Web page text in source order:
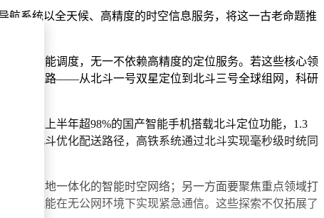
航系统以全天候、高精度的时空信息服务，将这一古老命题推
输的智能调度，无一不依赖高精度的定位服务。若这些核心领
北斗之路——从北斗一号双星定位到北斗三号全球组网，科研
年上半年超98%的国产智能手机搭载北斗定位功能，1.3
托北斗优化配送路径，高铁系统通过北斗实现毫秒级时统同
力。
构建天地一体化的智能时空网络；另一方面要聚焦重点领域打
文功能能在无公网环境下实现紧急通信。这些探索不仅拓展了